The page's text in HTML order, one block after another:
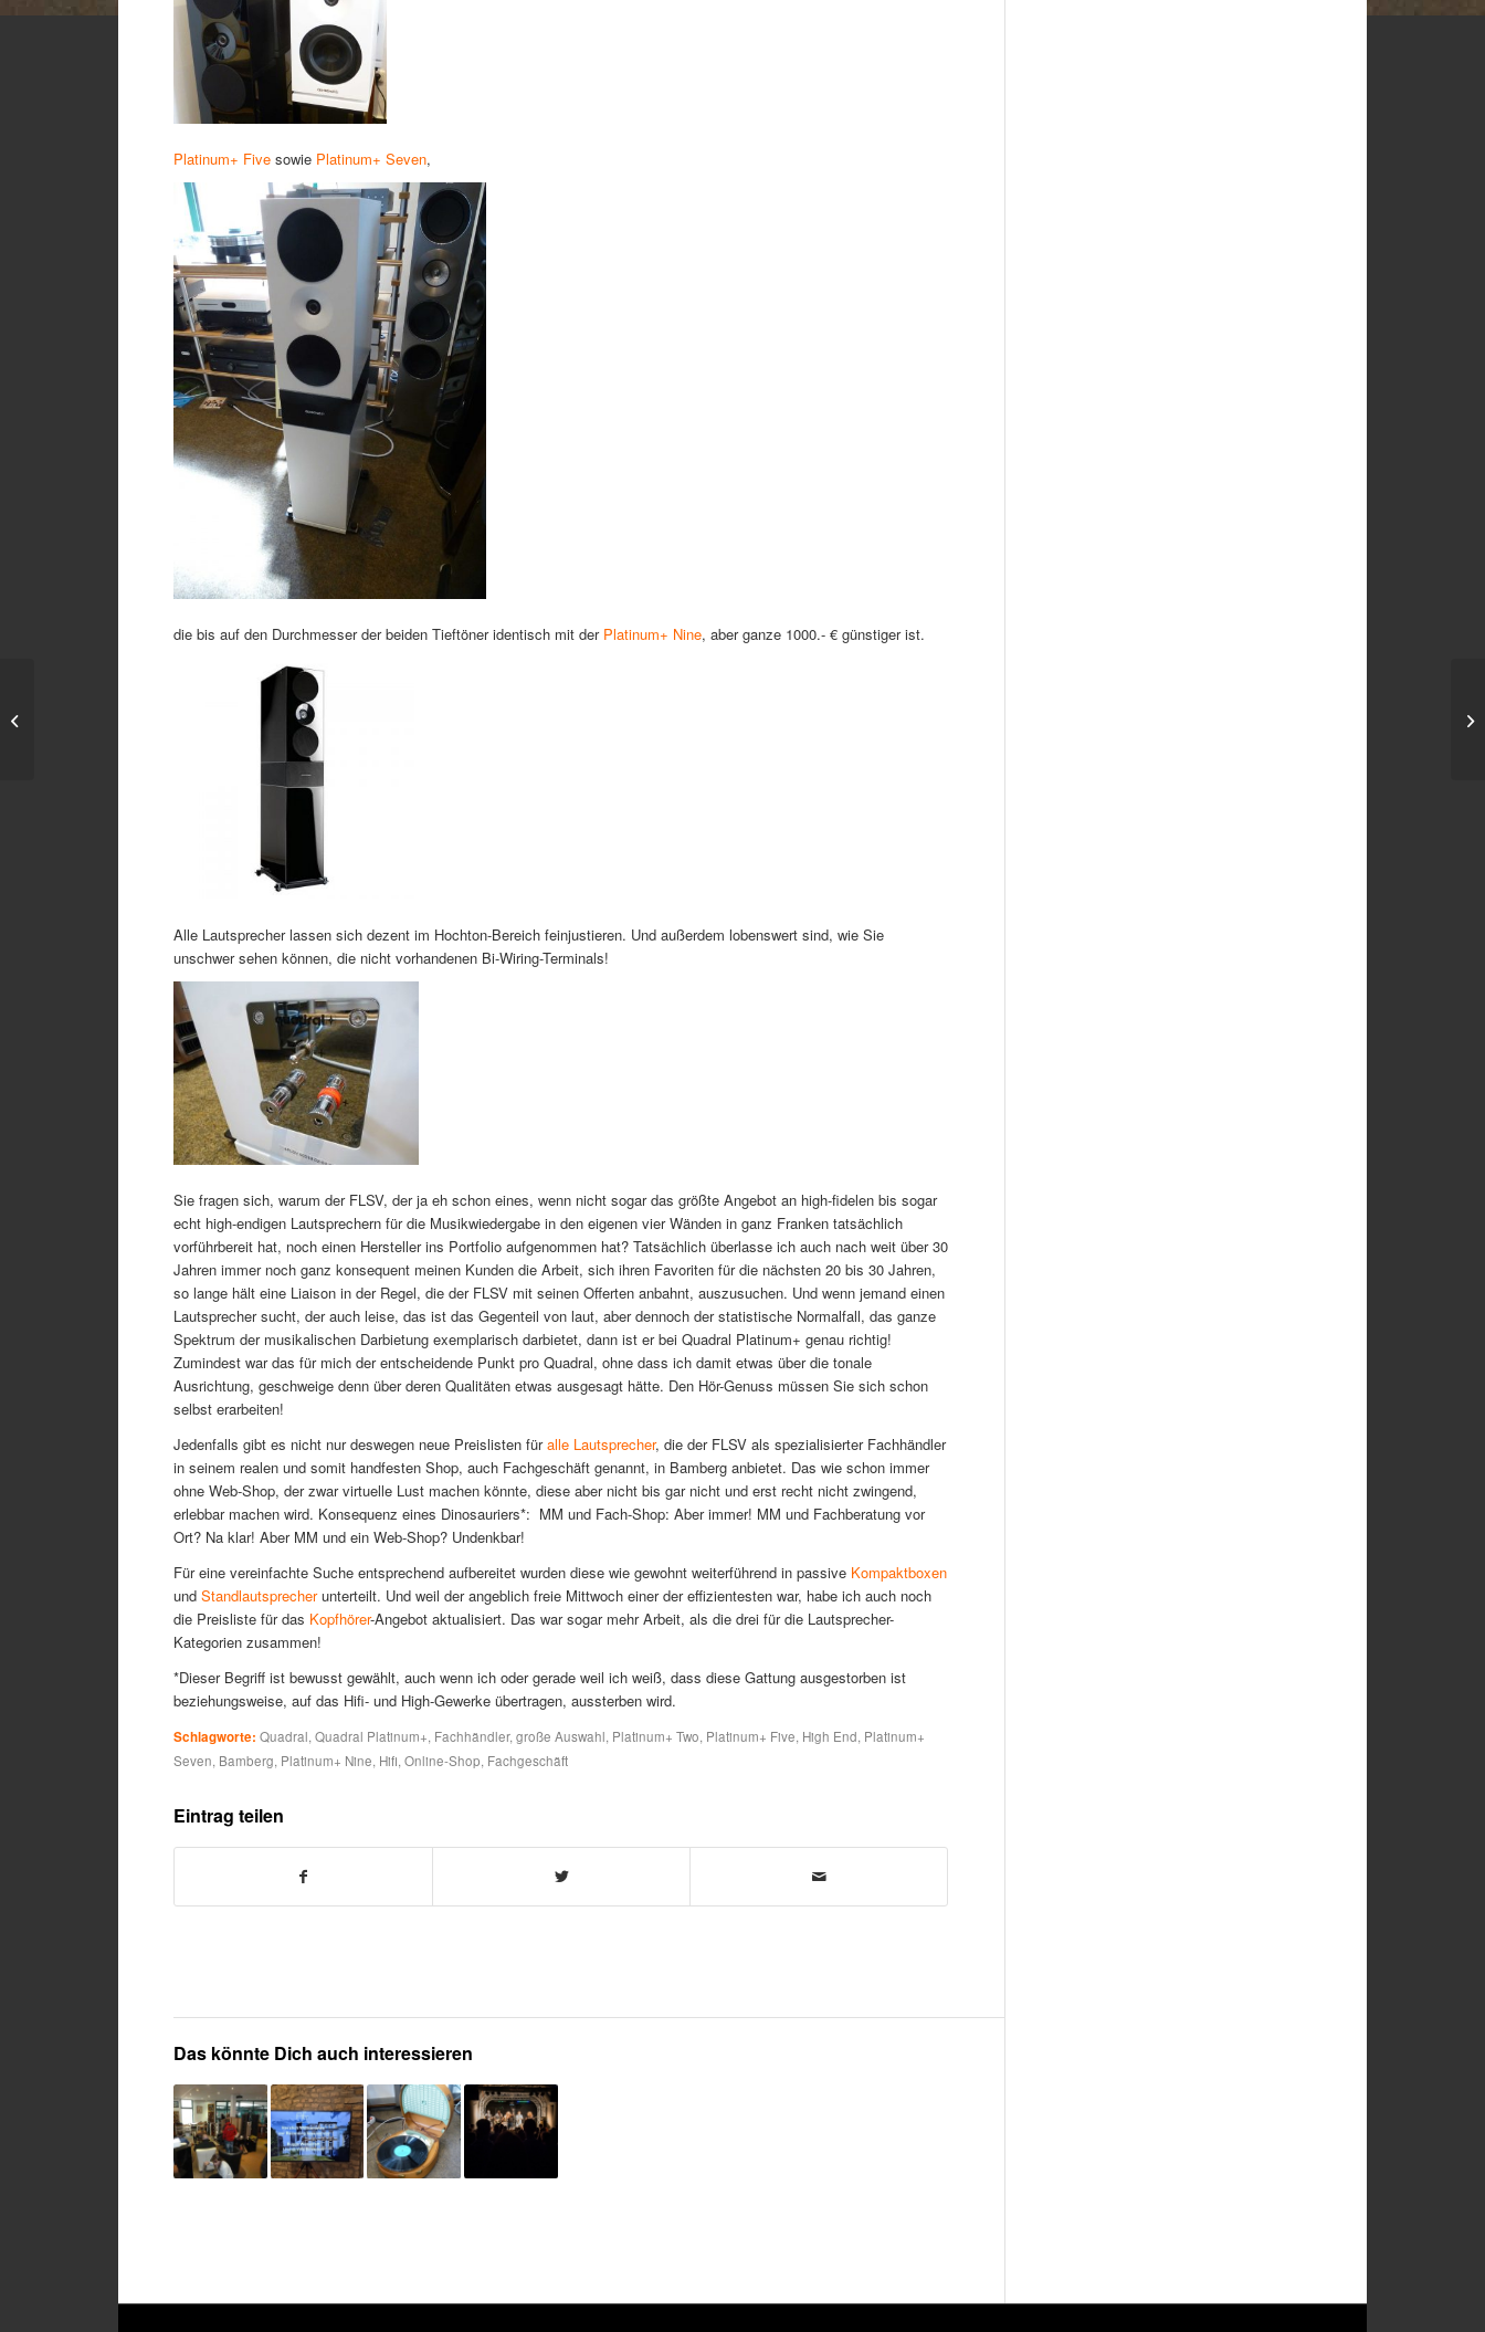
Platinum+ Five sowie Platinum+ Seven,
die bis auf den Durchmesser der beiden Tieftöner identisch mit der Platinum+ Nine, aber ganze 1000.- € günstiger ist.
Alle Lautsprecher lassen sich dezent im Hochton-Bereich feinjustieren. Und außerdem lobenswert sind, wie Sie
unschwer sehen können, die nicht vorhandenen Bi-Wiring-Terminals!
Sie fragen sich, warum der FLSV, der ja eh schon eines, wenn nicht sogar das größte Angebot an high-fidelen bis sogar
echt high-endigen Lautsprechern für die Musikwiedergabe in den eigenen vier Wänden in ganz Franken tatsächlich
vorführbereit hat, noch einen Hersteller ins Portfolio aufgenommen hat? Tatsächlich überlasse ich auch nach weit über 30
Jahren immer noch ganz konsequent meinen Kunden die Arbeit, sich ihren Favoriten für die nächsten 20 bis 30 Jahren,
so lange hält eine Liaison in der Regel, die der FLSV mit seinen Offerten anbahnt, auszusuchen. Und wenn jemand einen
Lautsprecher sucht, der auch leise, das ist das Gegenteil von laut, aber dennoch der statistische Normalfall, das ganze
Spektrum der musikalischen Darbietung exemplarisch darbietet, dann ist er bei Quadral Platinum+ genau richtig!
Zumindest war das für mich der entscheidende Punkt pro Quadral, ohne dass ich damit etwas über die tonale
Ausrichtung, geschweige denn über deren Qualitäten etwas ausgesagt hätte. Den Hör-Genuss müssen Sie sich schon
selbst erarbeiten!
Jedenfalls gibt es nicht nur deswegen neue Preislisten füralle Lautsprecher, die der FLSV als spezialisierter Fachhändler
in seinem realen und somit handfesten Shop, auch Fachgeschäft genannt, in Bamberg anbietet. Das wie schon immer
ohne Web-Shop, der zwar virtuelle Lust machen könnte, diese aber nicht bis gar nicht und erst recht nicht zwingend,
erlebbar machen wird. Konsequenz eines Dinosauriers*: MM und Fach-Shop: Aber immer! MM und Fachberatung vor
Ort? Na klar! Aber MM und ein Web-Shop? Undenkbar!
Für eine vereinfachte Suche entsprechend aufbereitet wurden diese wie gewohnt weiterführend in passive Kompaktboxen
und Standlautsprecherunterteilt. Und weil der angeblich freie Mittwoch einer der effizientesten war, habe ich auch noch
die Preisliste für das Kopfhörer-Angebot aktualisiert. Das war sogar mehr Arbeit, als die drei für die Lautsprecher-
Kategorien zusammen!
*Dieser Begriff ist bewusst gewählt, auch wenn ich oder gerade weil ich weiß, dass diese Gattung ausgestorben ist
beziehungsweise, auf das Hifi- und High-Gewerke übertragen, aussterben wird.
Schlagworte: Quadral,Quadral Platinum+, Fachhändler,große Auswahl, Platinum+ Two, Platinum+ Five, High End, Platinum+
Seven, Bamberg, Platinum+ Nine, Hifi,Online-Shop, Fachgeschäft
Eintrag teilen
Das könnte Dich auch interessieren